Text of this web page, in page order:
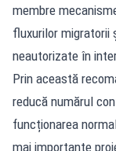
membre
fluxurilor migratorii
neautorizate în
Prin această
reducă numărul
funcționarea
mai importante